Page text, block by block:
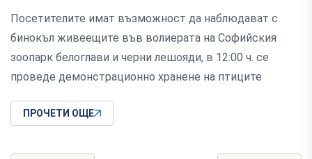
Посетителите имат възможност да наблюдават с
бинокъл живеещите във волиерата на Софийския
зоопарк белоглави и черни лешояди, в 12:00 ч. се
проведе демонстрационно хранене на птиците
ПРОЧЕТИ ОЩЕ